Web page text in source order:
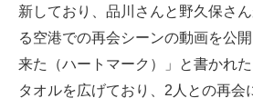
エネルギーの専門メディア
ちょっと気になるネットの話題
新しており、品川さんと野久保さ
る空港での再会シーンの動画を公
来た（ハートマーク）」と書かれ
タオルを広げており、2人との再会